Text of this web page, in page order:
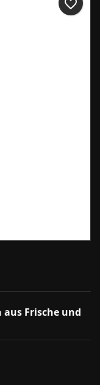
aus Frische und
favorite_border